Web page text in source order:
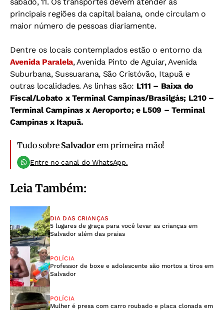
principais regiões da capital baiana, onde circulam o
maior número de pessoas diariamente.
Dentre os locais contemplados estão o entorno da
Avenida Paralela, Avenida Pinto de Aguiar, Avenida
Suburbana, Sussuarana, São Cristóvão, Itapuã e
outras localidades. As linhas são: L111 – Baixa do
Fiscal/Lobato x Terminal Campinas/Brasilgás; L210 –
Terminal Campinas x Aeroporto; e L509 – Terminal
Campinas x Itapuã.
Tudo sobre Salvadorem primeira mão!
Entre no canal do WhatsApp.
Leia Também:
DIA DAS CRIANÇAS
5 lugares de graça para você levar as crianças em
Salvador além das praias
POLÍCIA
Professor de boxe e adolescente são mortos a tiros em
Salvador
POLÍCIA
Mulher é presa com carro roubado e placa clonada em